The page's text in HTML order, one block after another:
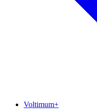
Voltimum+